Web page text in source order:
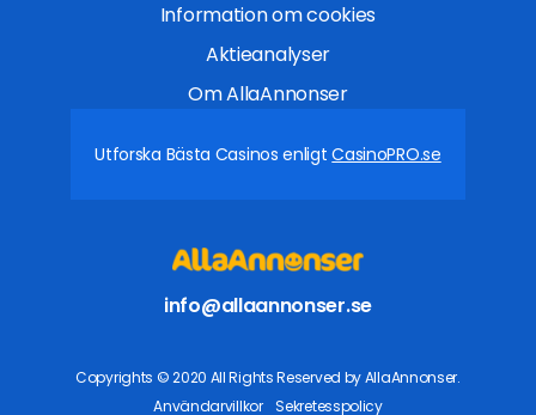
Information om cookies
Aktieanalyser
Om AllaAnnonser
Utforska Bästa Casinos enligtCasinoPRO.se
info@allaannonser.se
Copyrights © 2020 All Rights Reserved by AllaAnnonser.
Användarvillkor
Sekretesspolicy